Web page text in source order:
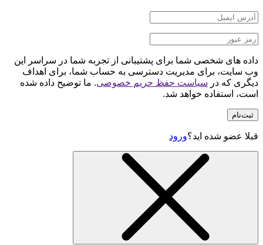
داده های شخصی شما برای پشتیبانی از تجربه شما در سراسر این
وب سایت، برای مدیریت دسترسی به حساب شما، برای اهداف
دیگری که در سیاست حفظ حریم خصوصی. ما توضیح داده شده
است، استفاده خواهد شد.
ثبت‌نام
قبلا عضو شده اید؟ورود